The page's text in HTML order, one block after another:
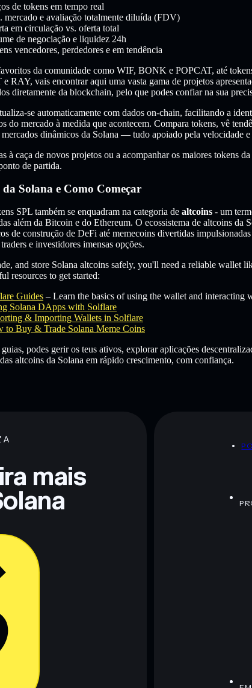
de tokens em tempo real
mercado e avaliação totalmente diluída (FDV)
em circulação vs. oferta total
de negociação e liquidez 24h
vencedores, perdedores e em tendência
da comunidade como WIF, BONK e POPCAT, até
RAY, vais encontrar aqui uma vasta gama de projetos
diretamente da blockchain, pelo que podes confiar na sua
se automaticamente com dados on-chain, facilitando a
do mercado à medida que acontecem. Compara tokens, vê
dinâmicos da Solana — tudo apoiado pela velocidade e
à caça de novos projetos ou a acompanhar os maiores tokens
de partida.
Solana e Como Começar
SPL também se enquadram na categoria de altcoins - um
além da Bitcoin e do Ethereum. O ecossistema de altcoins da
de construção de DeFi até memecoins divertidas
e investidores imensas opções.
and store Solana altcoins safely, you'll need a reliable wallet
resources to get started:
Guides – Learn the basics of using the wallet and interacting
Solana DApps with Solflare
& Importing Wallets in Solflare
to Buy & Trade Solana Meme Coins
guias, podes gerir os teus ativos, explorar aplicações
altcoins da Solana em rápido crescimento, com confiança.
mais